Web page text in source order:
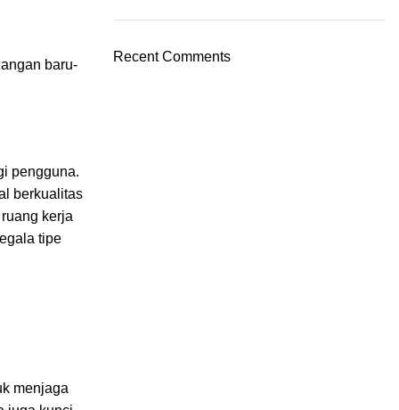
baru-
pengguna.
berkualitas
kerja
tipe
menjaga
Recent Comments